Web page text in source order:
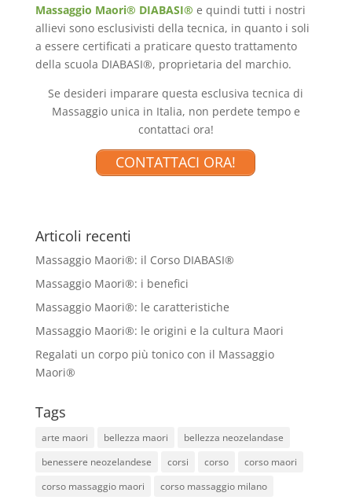
Massaggio Maori® DIABASI® e quindi tutti i nostri
allievi sono esclusivisti della tecnica, in quanto i soli
a essere certificati a praticare questo trattamento
della scuola DIABASI®, proprietaria del marchio.
Se desideri imparare questa esclusiva tecnica di
Massaggio unica in Italia, non perdete tempo e
contattaci ora!
CONTATTACI ORA!
Articoli recenti
Massaggio Maori®: il Corso DIABASI®
Massaggio Maori®: i benefici
Massaggio Maori®: le caratteristiche
Massaggio Maori®: le origini e la cultura Maori
Regalati un corpo più tonico con il Massaggio
Maori®
Tags
arte maori bellezza maori
bellezza neozelandase
benessere neozelandese
corsi corso
corso maori
corso massaggio maori
corso massaggio milano